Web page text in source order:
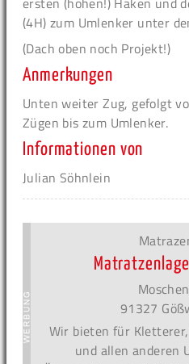
(4H) zum Umlenker unter
(Dach oben noch Projekt!)
Anmerkungen
Unten weiter Zug, gefolgt
Zügen bis zum Umlenker.
Informationen von
Julian Söhnlein
91327
Wir bieten für
und allen anderen